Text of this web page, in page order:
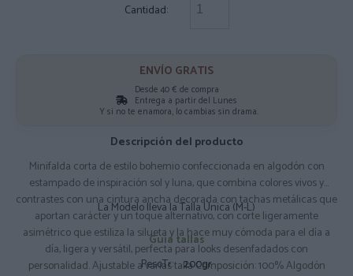
Cantidad:
ENVÍO GRATIS
Desde 40 € de compra
Entrega a partir del Lunes
Y si no te enamora, lo cambias sin drama.
Descripción del producto
Minifalda corta de estilo bohemio confeccionada en algodón con
estampado de inspiración sol y luna, que combina colores vivos y
contrastes con una cintura ancha decorada con tachas metálicas que
aportan carácter y un toque alternativo, con corte ligeramente
asimétrico que estiliza la silueta y la hace muy cómoda para el día a
día, ligera y versátil, perfecta para looks desenfadados con
personalidad. Ajustable a varias talla Composición: 100% Algodón
La Modelo lleva la Talla Única (M-L)
Guía tallas
PesoTr: 200gr